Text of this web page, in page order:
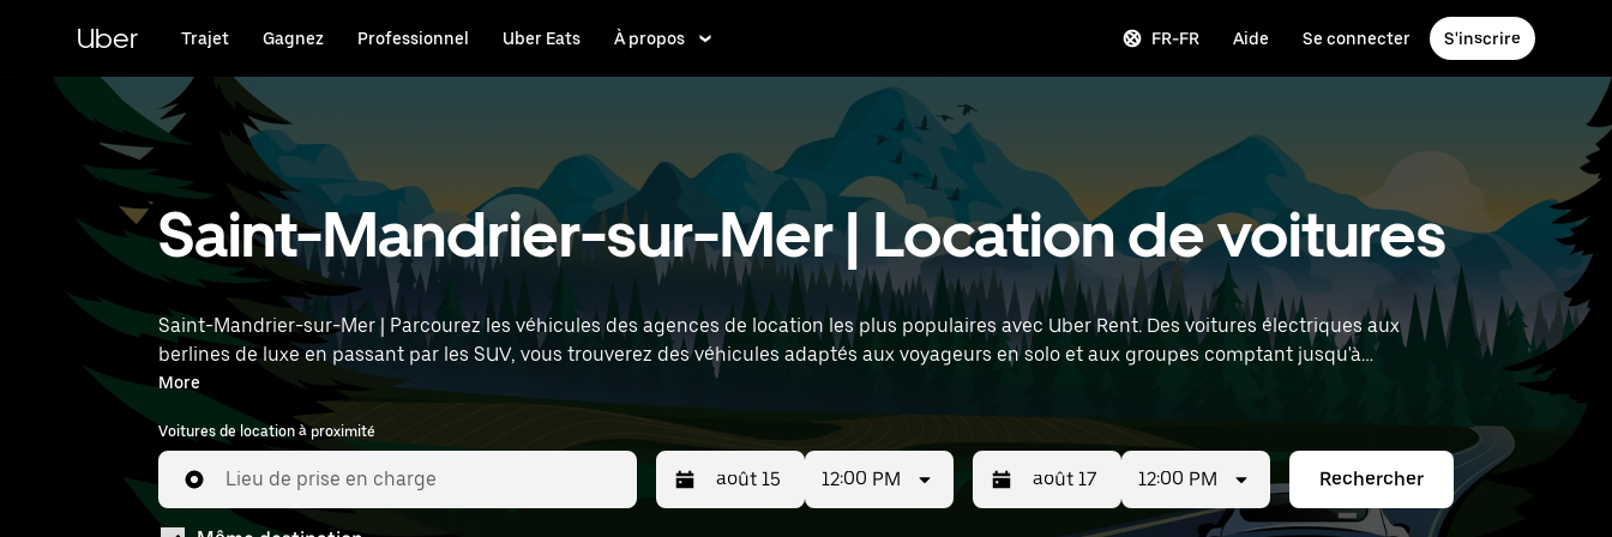
principal
Uber Trajet Gagnez Professionnel Uber Eats À propos FR-FR Aide Se connecter S'inscrire
Saint-Mandrier-sur-Mer | Location de voitures
Saint-Mandrier-sur-Mer | Parcourez les véhicules des agences de location les plus populaires avec Uber Rent. Des voitures électriques aux
berlines de luxe en passant par les SUV, vous trouverez des véhicules adaptés aux voyageurs en solo et aux groupes comptant jusqu'à
sept personnes. Saisissez l'heure et l'emplacement (par exemple : Marseille Provence Airport) pour trouver des voitures de location à proximité.
More
Voitures de location à proximité
Lieu de prise en charge 12:00 PM 12:00 PM Rechercher